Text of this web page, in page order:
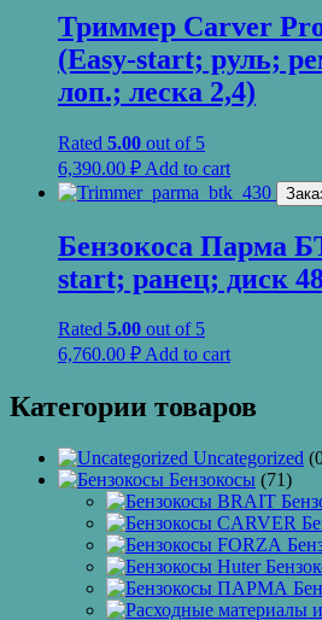
Триммер Carver
(Easy-start; руль;
лоп.; леска 2,4)
Rated 5.00 out of 5
6,390.00 ₽ Add to cart
Бензокоса Парма
start; ранец; диск
Rated 5.00 out of 5
6,760.00 ₽Add to cart
Категории товаров
Uncategorized
Бензокосы (71)